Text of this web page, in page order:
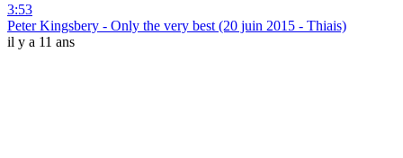
3:53
Peter Kingsbery - Only the very best (20 juin 2015 - Thiais)
il y a 11 ans